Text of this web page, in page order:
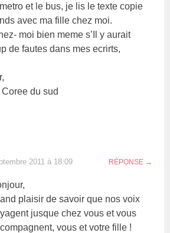
et le bus, je lis le texte copie
avec ma fille chez moi.
moi bien meme s’Il y aurait
de fautes dans mes ecrirts,
du sud
2011 à 18:09 RÉPONSE
plaisir de savoir que nos voix
jusque chez vous et vous
vous et votre fille !